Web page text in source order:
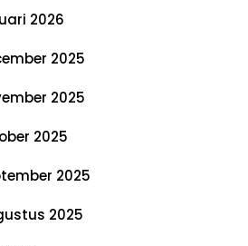
2026
2025
2025
2025
2025
2025